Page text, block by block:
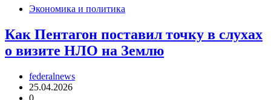
Экономика и политика
Как Пентагон поставил точку в слухах
о визите НЛО на Землю
federalnews
25.04.2026
0